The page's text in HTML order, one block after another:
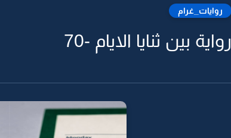
روايات_غرام
رواية بين ثنايا الايام -70